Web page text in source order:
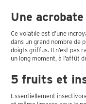
Une
Ce volatile est d’une
dans un grand nombre de
doigts griffus. Il n’est pas
un long moment, à l’affût
5 fruits et
Essentiellement